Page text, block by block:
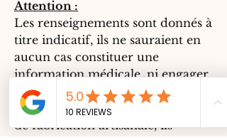
Attention :
Les renseignements sont donnés à
titre indicatif, ils ne sauraient en
aucun cas constituer une
information médicale, ni engager
notre responsabilité.
Concernant les produits naturels
de fabrication artisanale, ils